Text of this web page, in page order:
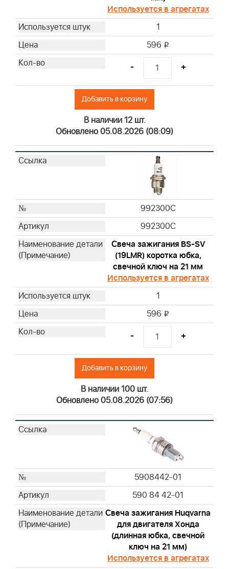
Используется в агрегатах
1
596 i
- +
Добавить в корзину
В наличии 12 шт.
Обновлено 05.08.2026 (08:09)
992300C
992300C
Свеча зажигания BS-SV
(19LMR) коротка юбка,
свечной ключ на 21 мм
Используется в агрегатах
1
596 i
- +
Добавить в корзину
В наличии 100 шт.
Обновлено 05.08.2026 (07:56)
5908442-01
590 84 42-01
Свеча зажигания Huqvarna
для двигателя Хонда
(длинная юбка, свечной
ключ на 21 мм)
Используется в агрегатах